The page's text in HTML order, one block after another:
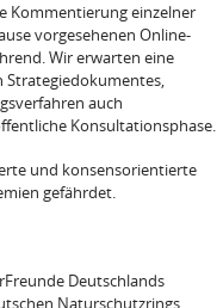
Kommentierung einzelner
vorgesehenen Online-
Wir erwarten eine
Strategiedokumentes,
auch
Konsultationsphase.
und konsensorientierte
gefährdet.
Deutschlands
Naturschutzrings